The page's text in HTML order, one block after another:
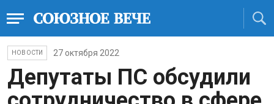
НОВОСТИ 27 октября 2022
Депутаты ПС обсудили